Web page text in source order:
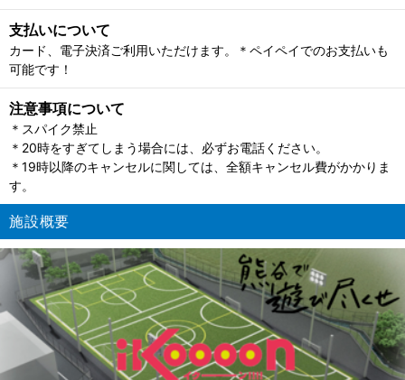
支払いについて
カード、電子決済ご利用いただけます。＊ペイペイでのお支払いも
可能です！
注意事項について
＊スパイク禁止
＊20時をすぎてしまう場合には、必ずお電話ください。
＊19時以降のキャンセルに関しては、全額キャンセル費がかかりま
す。
施設概要